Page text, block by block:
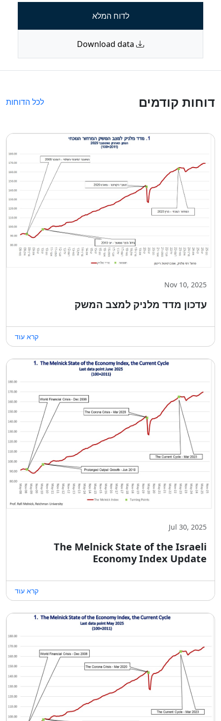
לדוח המלא
דוחות קודמים לכל הדוחות
Nov 10, 2025
עדכון מדד מלניק למצב המשק
קרא עוד
Jul 30, 2025
The Melnick State of the Israeli
Economy Index Update
קרא עוד